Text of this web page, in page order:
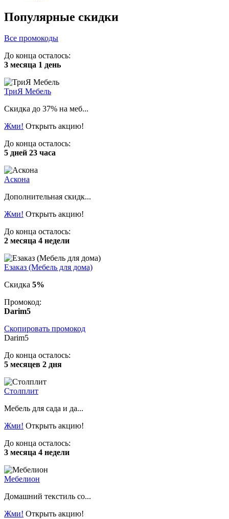
Популярные скидки
Все промокоды
До конца осталось:
3 месяца 1 день
ТриЯ Мебель
Скидка до 37% на меб...
Жми! Открыть акцию!
До конца осталось:
5 дней 23 часа
Аскона
Дополнительная скидк...
Жми! Открыть акцию!
До конца осталось:
2 месяца 4 недели
Езаказ (Мебель для дома)
Скидка 5%
Промокод:
Darim5
Скопировать промокод
Darim5
До конца осталось:
5 месяцев 2 дня
Столплит
Мебель для сада и да...
Жми! Открыть акцию!
До конца осталось:
3 месяца 4 недели
Мебелион
Домашний текстиль со...
Жми! Открыть акцию!